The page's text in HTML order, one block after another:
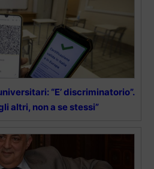
“E’ discriminatorio”.
altri, non a se stessi”